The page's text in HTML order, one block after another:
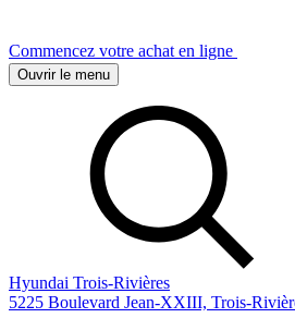
Commencez votre achat en ligne
Ouvrir le menu
Hyundai Trois-Rivières
5225 Boulevard Jean-XXIII, Trois-